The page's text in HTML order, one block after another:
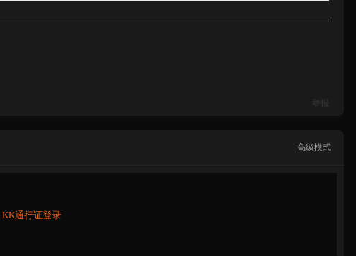
举报
高级模式
KK通行证登录